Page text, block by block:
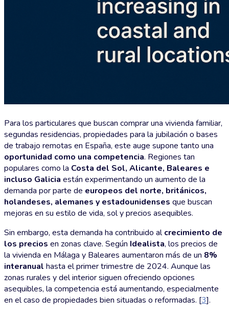
Para los particulares que buscan comprar una vivienda familiar,
segundas residencias, propiedades para la jubilación o bases
de trabajo remotas en España, este auge supone tanto una
oportunidad como una competencia. Regiones tan
populares como la Costa del Sol, Alicante, Baleares e
incluso Galicia están experimentando un aumento de la
demanda por parte de europeos del norte, británicos,
holandeses, alemanes y estadounidenses que buscan
mejoras en su estilo de vida, sol y precios asequibles.
Sin embargo, esta demanda ha contribuido alcrecimiento de
los precios en zonas clave. Según Idealista, los precios de
la vivienda en Málaga y Baleares aumentaron más de un 8%
interanual hasta el primer trimestre de 2024. Aunque las
zonas rurales y del interior siguen ofreciendo opciones
asequibles, la competencia está aumentando, especialmente
en el caso de propiedades bien situadas o reformadas. [3].